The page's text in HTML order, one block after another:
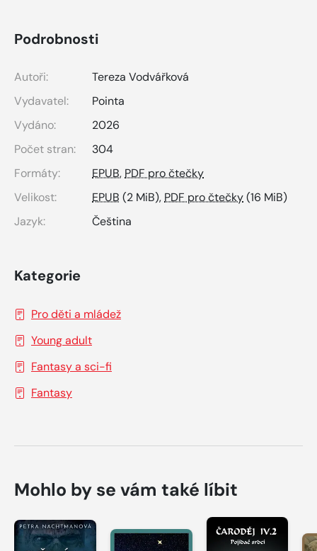
Podrobnosti
Autoři:
Tereza Vodvářková
Vydavatel:
Pointa
Vydáno:
2026
Počet stran:
304
Formáty:
EPUB,PDF pro čtečky
Velikost:
EPUB (2 MiB),PDF pro čtečky(16 MiB)
Jazyk:
Čeština
Kategorie
Pro děti a mládež
Young adult
Fantasy a sci-fi
Fantasy
Mohlo by se vám také líbit